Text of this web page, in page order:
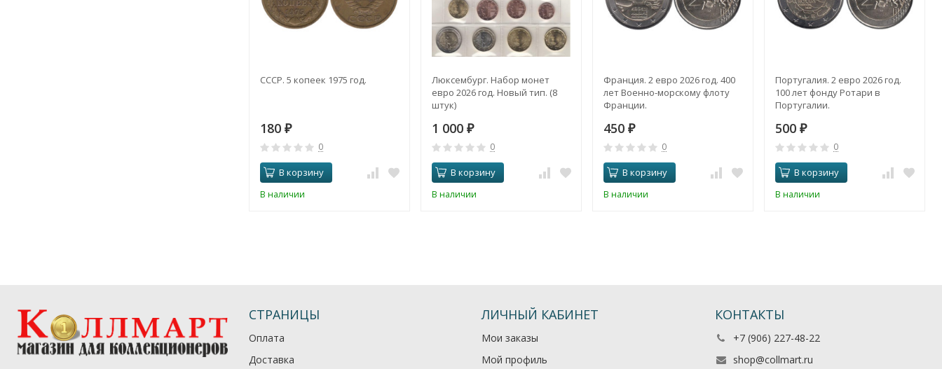
СССР. 5 копеек 1975 год.
180 ₽
0
В корзину
В наличии
Люксембург. Набор монет
евро 2026 год. Новый тип. (8
штук)
1 000 ₽
0
В корзину
В наличии
Франция. 2 евро 2026 год. 400
лет Военно-морскому флоту
Франции.
450 ₽
0
В корзину
В наличии
Португалия. 2 евро 2026 год.
100 лет фонду Ротари в
Португалии.
500 ₽
0
В корзину
В наличии
СТРАНИЦЫ
Оплата
Доставка
ЛИЧНЫЙ КАБИНЕТ
Мои заказы
Мой профиль
КОНТАКТЫ
+7 (906) 227-48-22
shop@collmart.ru